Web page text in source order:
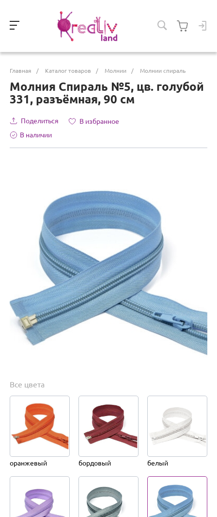
Главная / Каталог товаров / Молнии / Молнии спираль
Молния Спираль №5, цв. голубой
331, разъёмная, 90 см
Поделиться
В избранное
В наличии
Все цвета
оранжевый бордовый белый